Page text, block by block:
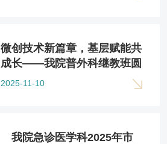
微创技术新篇章，基层赋能共
成长——我院普外科继教班圆
满落幕
2025-11-10
我院急诊医学科2025年市